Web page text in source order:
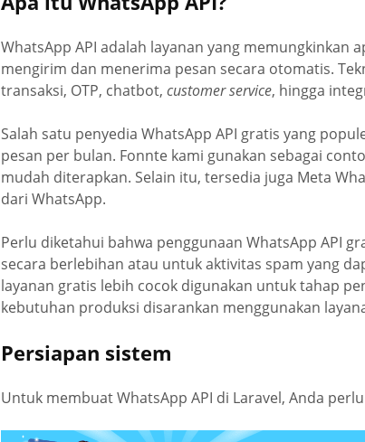
WhatsApp API adalah layanan yang memungkinkan
mengirim dan menerima pesan secara otomatis.
transaksi, OTP, chatbot, customer service, hingga
Salah satu penyedia WhatsApp API gratis yang
pesan per bulan. Fonnte kami gunakan sebagai
mudah diterapkan. Selain itu, tersedia juga Meta
dari WhatsApp.
Perlu diketahui bahwa penggunaan WhatsApp API
secara berlebihan atau untuk aktivitas spam yang
layanan gratis lebih cocok digunakan untuk tahap
kebutuhan produksi disarankan menggunakan
Persiapan sistem
Untuk membuat WhatsApp API di Laravel, Anda